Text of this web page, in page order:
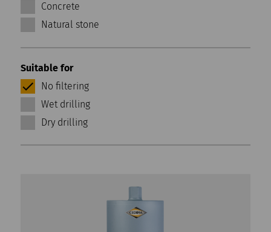
Concrete
Natural stone
Suitable for
No filtering
Wet drilling
Dry drilling